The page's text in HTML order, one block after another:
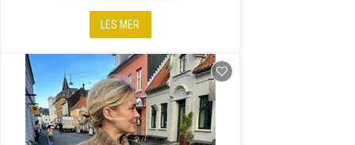
LES MER